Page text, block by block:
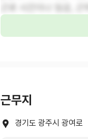
근무지
경기도 광주시 광여로